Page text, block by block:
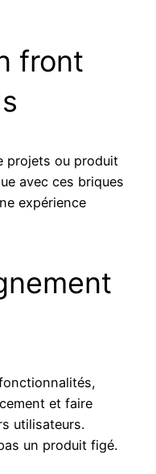
front
projets ou produit
avec ces briques
expérience
et faire
utilisateurs.
un produit figé.